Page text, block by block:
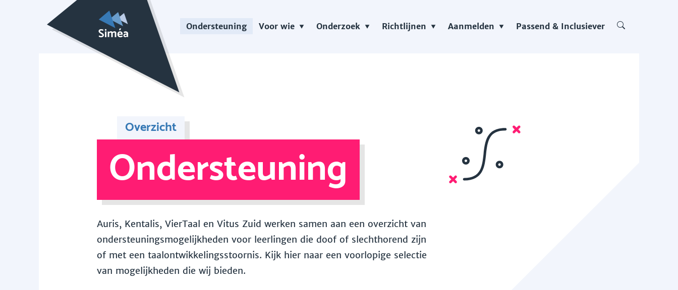
Ondersteuning Voor wie Onderzoek Richtlijnen Aanmelden Passend & Inclusiever
Overzicht
Ondersteuning
Auris, Kentalis, VierTaal en Vitus Zuid werken samen aan een overzicht van
ondersteuningsmogelijkheden voor leerlingen die doof of slechthorend zijn
of met een taalontwikkelingsstoornis. Kijk hier naar een voorlopige selectie
van mogelijkheden die wij bieden.